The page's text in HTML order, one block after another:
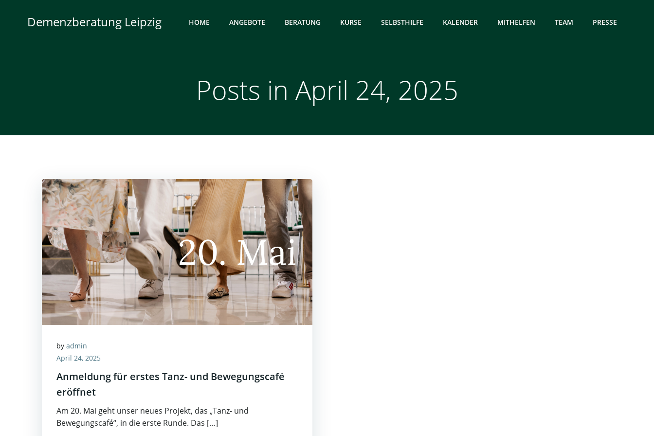
springenDemenzberatung Leipzig HOME ANGEBOTE BERATUNG KURSE SELBSTHILFE KALENDER MITHELFEN TEAM PRESSE
Posts in April 24, 2025
by admin
April 24, 2025
Anmeldung für erstes Tanz- und Bewegungscafé
eröffnet
Am 20. Mai geht unser neues Projekt, das „Tanz- und
Bewegungscafé“, in die erste Runde. Das […]